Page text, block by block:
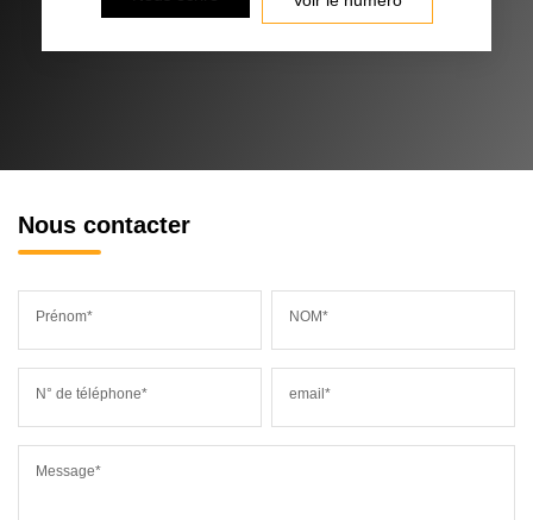
Nous contacter
Prénom* NOM*
N° de téléphone* email*
Message*